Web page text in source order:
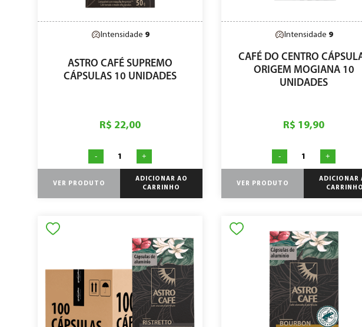
Intensidade 9
ASTRO CAFÉ SUPREMO
CÁPSULAS 10 UNIDADES
R$ 22,00
- +
VER PRODUTO
ADICIONAR AO
CARRINHO
Intensidade 9
CAFÉ DO CENTRO
ORIGEM MOGIANA 10
UNIDADES
R$ 19,90
- +
VER PRODUTO
ADICIONAR
CARRINHO